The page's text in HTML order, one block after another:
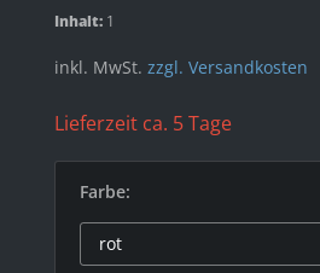
Inhalt: 1
inkl. MwSt. zzgl. Versandkosten
Lieferzeit ca. 5 Tage
Farbe: